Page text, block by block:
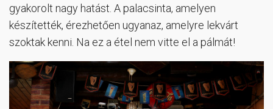
gyakorolt nagy hatást. A palacsinta, amelyen
készítették, érezhetően ugyanaz, amelyre lekvárt
szoktak kenni. Na ez a étel nem vitte el a pálmát!